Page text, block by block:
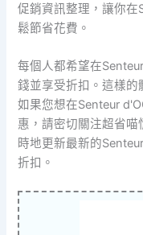
促銷資訊整理，讓你在
鬆節省花費。
每個人都希望在
錢並享受折扣。這樣的
如果您想在Senteur
惠，請密切關注超省
時地更新最新的
折扣。